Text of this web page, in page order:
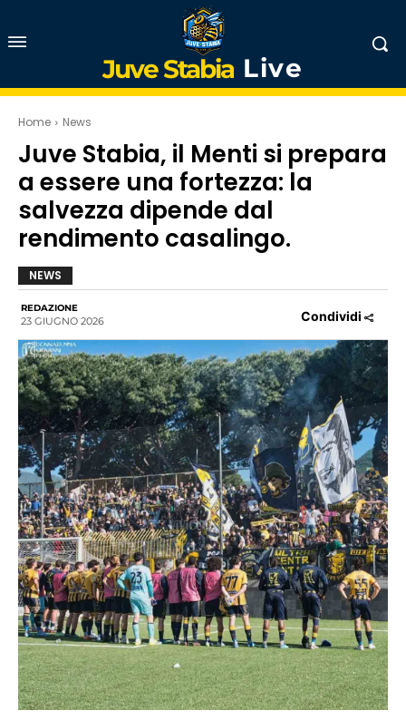
Juve Stabia Live
Home News
Juve Stabia, il Menti si prepara
a essere una fortezza: la
salvezza dipende dal
rendimento casalingo.
NEWS
REDAZIONE
23 GIUGNO 2026 Condividi